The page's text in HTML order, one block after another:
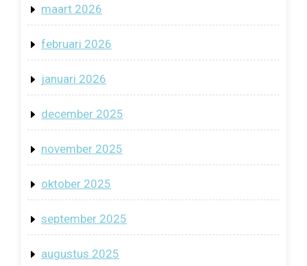
maart 2026
februari 2026
januari 2026
december 2025
november 2025
oktober 2025
september 2025
augustus 2025